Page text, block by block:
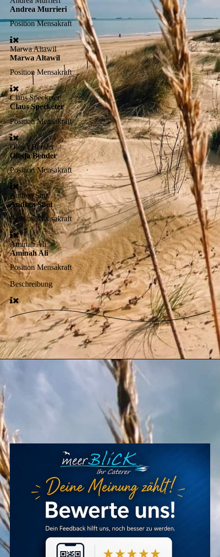
Andrea Murrieri
PositionMensakraft
Marwa Altawil
Marwa Altawil
PositionMensakraft
Claus Specketer
Claus Specketer
PositionMensakraft
Olesja Bender
Olesja Bender
PositionMensakraft
Andrea Smit
Andrea Smit
PositionMensakraft
Aminah Ali
Aminah Ali
Position Mensakraft
Beschreibung